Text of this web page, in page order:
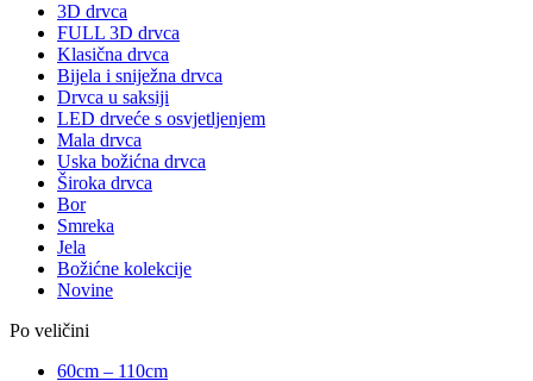
3D drvca
FULL 3D drvca
Klasična drvca
Bijela i sniježna drvca
Drvca u saksiji
LED drveće s osvjetljenjem
Mala drvca
Uska božićna drvca
Široka drvca
Bor
Smreka
Jela
Božićne kolekcije
Novine
Po veličini
60cm – 110cm